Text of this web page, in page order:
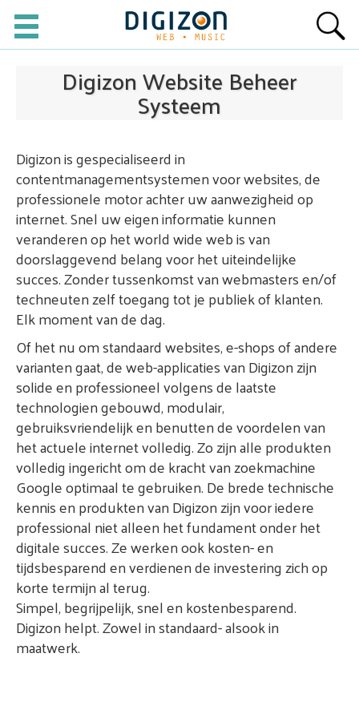
Digizon Website Beheer
Systeem
Digizon is gespecialiseerd in
contentmanagementsystemen voor websites, de
professionele motor achter uw aanwezigheid op
internet. Snel uw eigen informatie kunnen
veranderen op het world wide web is van
doorslaggevend belang voor het uiteindelijke
succes. Zonder tussenkomst van webmasters en/of
techneuten zelf toegang tot je publiek of klanten.
Elk moment van de dag.
Of het nu om standaard websites, e-shops of andere
varianten gaat, de web-applicaties van Digizon zijn
solide en professioneel volgens de laatste
technologien gebouwd, modulair,
gebruiksvriendelijk en benutten de voordelen van
het actuele internet volledig. Zo zijn alle produkten
volledig ingericht om de kracht van zoekmachine
Google optimaal te gebruiken. De brede technische
kennis en produkten van Digizon zijn voor iedere
professional niet alleen het fundament onder het
digitale succes. Ze werken ook kosten- en
tijdsbesparend en verdienen de investering zich op
korte termijn al terug.
Simpel, begrijpelijk, snel en kostenbesparend.
Digizon helpt. Zowel in standaard- alsook in
maatwerk.